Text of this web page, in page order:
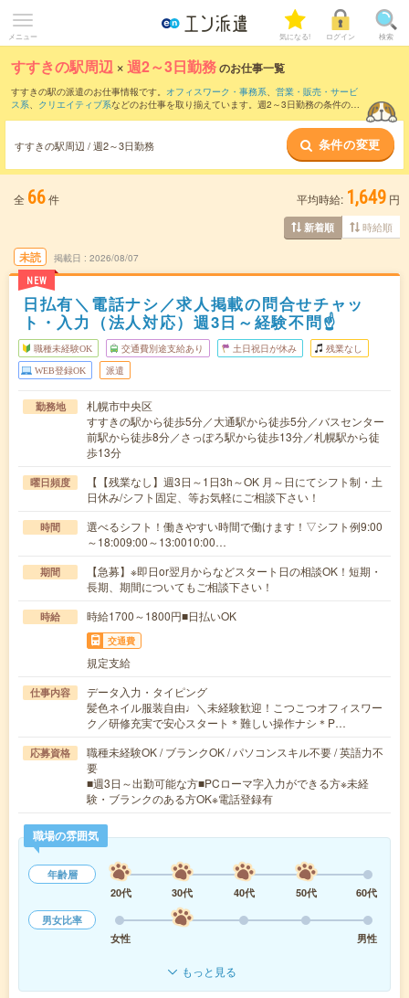
メニュー 気になる! ログイン 検索
すすきの駅周辺 ×週2～3日勤務のお仕事一覧
すすきの駅の派遣のお仕事情報です。 オフィスワーク・事務系、 営業・販売・サービ
ス系、 クリエイティブ系などのお仕事を取り揃えています。週2～3日勤務の条件の他
すすきの駅周辺 / 週2～3日勤務 条件の変更
全 66件 平均時給: 1,649 円
新着順 時給順
未読
NEW
掲載日 2026/08/07
日払有＼電話ナシ／求人掲載の問合せチャッ
ト・入力（法人対応）週3日～経験不問☝
職種未経験OK 交通費別途支給あり 土日祝日が休み 残業なし
WEB登録OK 派遣
勤務地
札幌市中央区
すすきの駅から徒歩5分／大通駅から徒歩5分／バスセンター
前駅から徒歩8分／さっぽろ駅から徒歩13分／札幌駅から徒
歩13分
曜日頻度
【【残業なし】週3日～1日3h～OK 月～日にてシフト制・土
日休み/シフト固定、等お気軽にご相談下さい！
時間
選べるシフト！働きやすい時間で働けます！▽シフト例9:00
～18:009:00～13:0010:00…
期間
【急募】※即日or翌月からなどスタート日の相談OK！短期・
長期、期間についてもご相談下さい！
時給 時給1700～1800円■日払いOK
交通費
規定支給
仕事内容
データ入力・タイピング
髪色ネイル服装自由♩＼未経験歓迎！こつこつオフィスワー
ク／研修充実で安心スタート＊難しい操作ナシ＊P…
応募資格
職種未経験OK / ブランクOK / パソコンスキル不要 / 英語力不
要
■週3日～出勤可能な方■PCローマ字入力ができる方※未経
験・ブランクのある方OK※電話登録有
職場の雰囲気
年齢層
20代
30代 40代 50代
60代
男女比率
女性
男性
もっと見る